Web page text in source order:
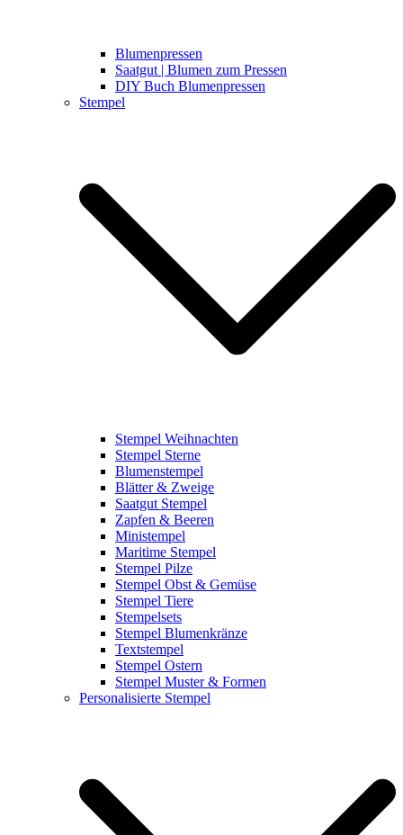
Blumenpressen
Saatgut | Blumen zum Pressen
DIY Buch Blumenpressen
Stempel
Stempel Weihnachten
Stempel Sterne
Blumenstempel
Blätter & Zweige
Saatgut Stempel
Zapfen & Beeren
Ministempel
Maritime Stempel
Stempel Pilze
Stempel Obst & Gemüse
Stempel Tiere
Stempelsets
Stempel Blumenkränze
Textstempel
Stempel Ostern
Stempel Muster & Formen
Personalisierte Stempel